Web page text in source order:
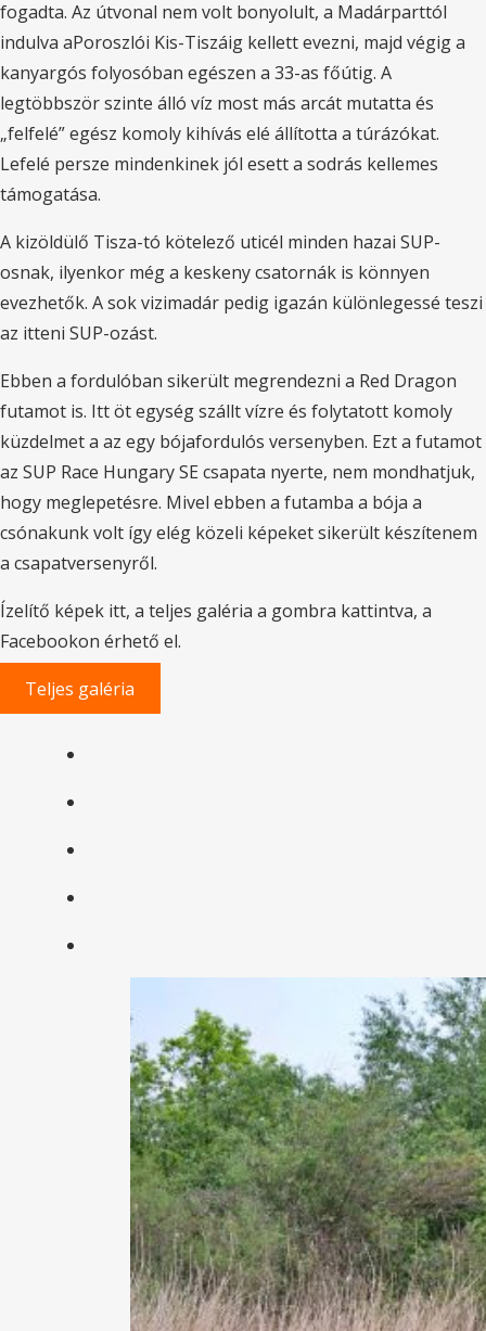
fogadta. Az útvonal nem volt bonyolult, a Madárparttól
indulva aPoroszlói Kis-Tiszáig kellett evezni, majd végig a
kanyargós folyosóban egészen a 33-as főútig. A
legtöbbször szinte álló víz most más arcát mutatta és
„felfelé” egész komoly kihívás elé állította a túrázókat.
Lefelé persze mindenkinek jól esett a sodrás kellemes
támogatása.
A kizöldülő Tisza-tó kötelező uticél minden hazai SUP-
osnak, ilyenkor még a keskeny csatornák is könnyen
evezhetők. A sok vizimadár pedig igazán különlegessé teszi
az itteni SUP-ozást.
Ebben a fordulóban sikerült megrendezni a Red Dragon
futamot is. Itt öt egység szállt vízre és folytatott komoly
küzdelmet a az egy bójafordulós versenyben. Ezt a futamot
az SUP Race Hungary SE csapata nyerte, nem mondhatjuk,
hogy meglepetésre. Mivel ebben a futamba a bója a
csónakunk volt így elég közeli képeket sikerült készítenem
a csapatversenyről.
Ízelítő képek itt, a teljes galéria a gombra kattintva, a
Facebookon érhető el.
Teljes galéria